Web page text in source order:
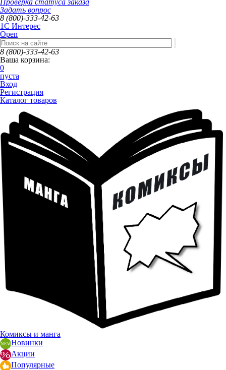
Задать вопрос
8 (800)-333-42-63
1C Интерес
Open
8 (800)-333-42-63
Ваша корзина:
0
пуста
Вход
Регистрация
Каталог товаров
Комиксы и манга
Новинки
Акции
Популярные